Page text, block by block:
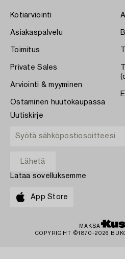
Kotiarviointi
Asiakaspalvelu
Toimitus
Private Sales
Arviointi & myyminen
Ostaminen huutokaupassa
Uutiskirje
Lataa sovelluksemme
App Store
MAKSA
COPYRIGHT ©1870-2026